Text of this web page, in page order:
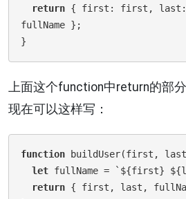
return { first: first, last:
fullName };
上面这个function中return的部
现在可以这样写：
function buildUser(first,
let fullName = `${first}
return { first, last,